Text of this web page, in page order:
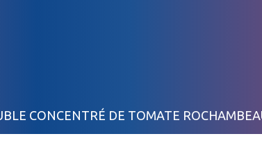
CONCENTRÉ DE TOMATE